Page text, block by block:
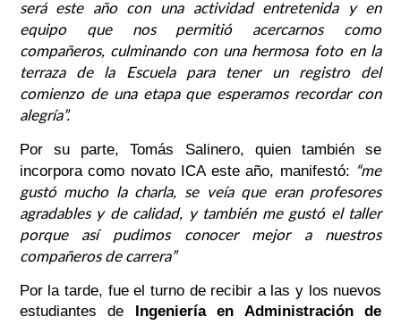
será este año con una actividad entretenida y en
equipo que nos permitió acercarnos como
compañeros, culminando con una hermosa foto en la
terraza de la Escuela para tener un registro del
comienzo de una etapa que esperamos recordar con
alegría”.
Por su parte, Tomás Salinero, quien también se
incorpora como novato ICA este año, manifestó: “me
gustó mucho la charla, se veía que eran profesores
agradables y de calidad, y también me gustó el taller
porque así pudimos conocer mejor a nuestros
compañeros de carrera”
Por la tarde, fue el turno de recibir a las y los nuevos
estudiantes de
Ingeniería en Administración de